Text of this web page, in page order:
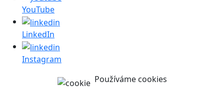
YouTube
LinkedIn
Instagram
Používáme cookies